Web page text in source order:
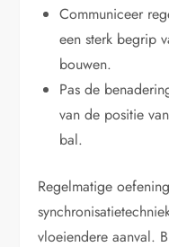
Communiceer
een sterk begrip
bouwen.
Pas de
van de positie
bal.
Regelmatige
vloeiendere aanval.